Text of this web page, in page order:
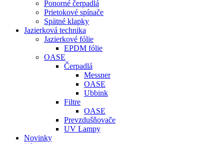
Ponorné čerpadlá
Prietokové spínače
Spätné klapky
Jazierková technika
Jazierkové fólie
EPDM fólie
OASE
Čerpadlá
Messner
OASE
Ubbink
Filtre
OASE
Prevzdušňovače
UV Lampy
Novinky